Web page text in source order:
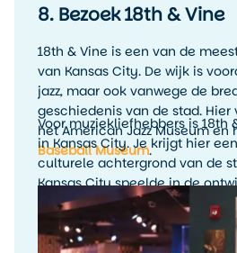
8. Bezoek 18th & Vine
18th & Vine is een van de
van Kansas City. De wijk is
jazz, maar ook vanwege de
geschiedenis van de stad.
het American Jazz Museum en
Baseball Museum.
Voor muziekliefhebbers is 18th
in Kansas City. Je krijgt hier
culturele achtergrond van de
Kansas City speelde in de
Combineer een
muziek in de avond, zodat de
tot leven komt.